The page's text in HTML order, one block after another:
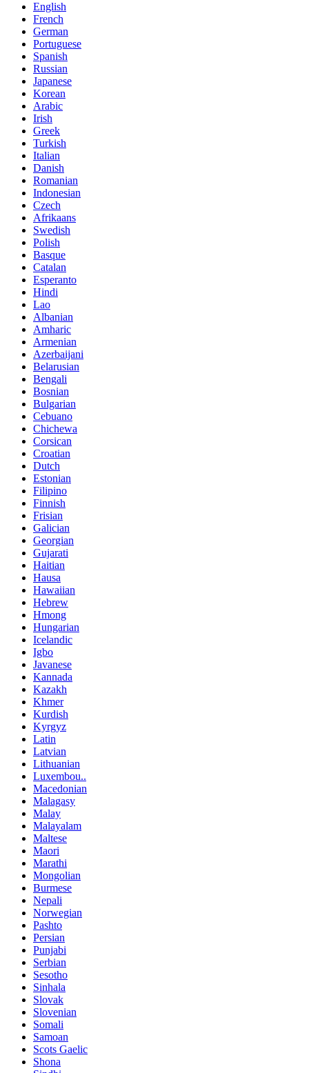
English
French
German
Portuguese
Spanish
Russian
Japanese
Korean
Arabic
Irish
Greek
Turkish
Italian
Danish
Romanian
Indonesian
Czech
Afrikaans
Swedish
Polish
Basque
Catalan
Esperanto
Hindi
Lao
Albanian
Amharic
Armenian
Azerbaijani
Belarusian
Bengali
Bosnian
Bulgarian
Cebuano
Chichewa
Corsican
Croatian
Dutch
Estonian
Filipino
Finnish
Frisian
Galician
Georgian
Gujarati
Haitian
Hausa
Hawaiian
Hebrew
Hmong
Hungarian
Icelandic
Igbo
Javanese
Kannada
Kazakh
Khmer
Kurdish
Kyrgyz
Latin
Latvian
Lithuanian
Luxembou..
Macedonian
Malagasy
Malay
Malayalam
Maltese
Maori
Marathi
Mongolian
Burmese
Nepali
Norwegian
Pashto
Persian
Punjabi
Serbian
Sesotho
Sinhala
Slovak
Slovenian
Somali
Samoan
Scots Gaelic
Shona